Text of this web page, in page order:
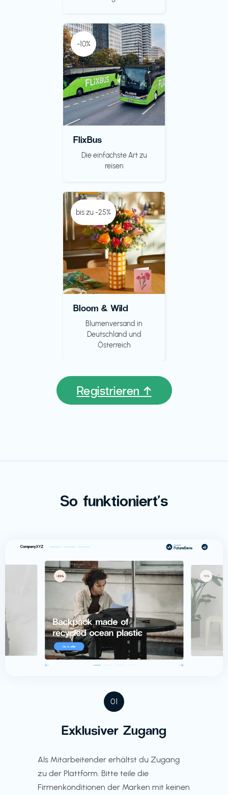
-10%
FlixBus
Die einfachste Art zu
reisen
bis zu -25%
Bloom & Wild
Blumenversand in
Deutschland und
Österreich
Registrieren ↑
So funktioniert's
01
Exklusiver Zugang
Als Mitarbeitender erhältst du Zugang
zu der Plattform. Bitte teile die
Firmenkonditionen der Marken mit keinen